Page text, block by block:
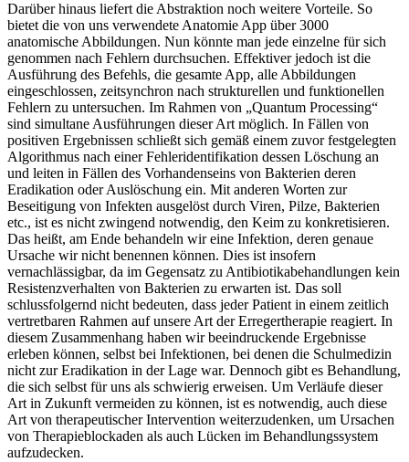
Darüber hinaus liefert die Abstraktion noch weitere Vorteile. So
bietet die von uns verwendete Anatomie App über 3000
anatomische Abbildungen. Nun könnte man jede einzelne für sich
genommen nach Fehlern durchsuchen. Effektiver jedoch ist die
Ausführung des Befehls, die gesamte App, alle Abbildungen
eingeschlossen, zeitsynchron nach strukturellen und funktionellen
Fehlern zu untersuchen. Im Rahmen von „Quantum Processing“
sind simultane Ausführungen dieser Art möglich. In Fällen von
positiven Ergebnissen schließt sich gemäß einem zuvor festgelegten
Algorithmus nach einer Fehleridentifikation dessen Löschung an
und leiten in Fällen des Vorhandenseins von Bakterien deren
Eradikation oder Auslöschung ein. Mit anderen Worten zur
Beseitigung von Infekten ausgelöst durch Viren, Pilze, Bakterien
etc., ist es nicht zwingend notwendig, den Keim zu konkretisieren.
Das heißt, am Ende behandeln wir eine Infektion, deren genaue
Ursache wir nicht benennen können. Dies ist insofern
vernachlässigbar, da im Gegensatz zu Antibiotikabehandlungen kein
Resistenzverhalten von Bakterien zu erwarten ist. Das soll
schlussfolgernd nicht bedeuten, dass jeder Patient in einem zeitlich
vertretbaren Rahmen auf unsere Art der Erregertherapie reagiert. In
diesem Zusammenhang haben wir beeindruckende Ergebnisse
erleben können, selbst bei Infektionen, bei denen die Schulmedizin
nicht zur Eradikation in der Lage war. Dennoch gibt es Behandlung,
die sich selbst für uns als schwierig erweisen. Um Verläufe dieser
Art in Zukunft vermeiden zu können, ist es notwendig, auch diese
Art von therapeutischer Intervention weiterzudenken, um Ursachen
von Therapieblockaden als auch Lücken im Behandlungssystem
aufzudecken.